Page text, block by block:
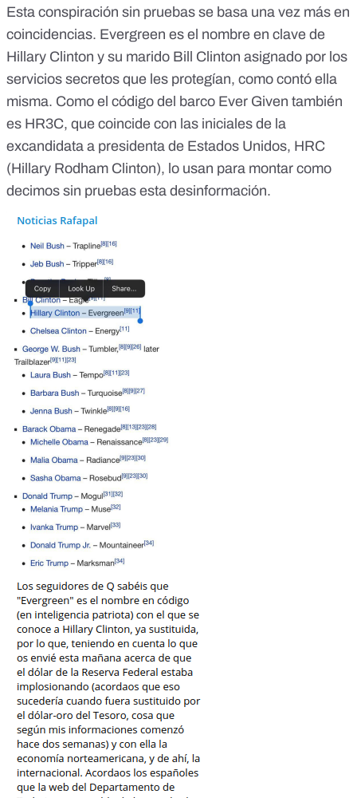
Esta conspiración sin pruebas se basa una vez más en
coincidencias. Evergreen es el nombre en clave de
Hillary Clinton y su marido Bill Clinton asignado por los
servicios secretos que les protegían, como contó ella
misma. Como el código del barco Ever Given también
es HR3C, que coincide con las iniciales de la
excandidata a presidenta de Estados Unidos, HRC
(Hillary Rodham Clinton), lo usan para montar como
decimos sin pruebas esta desinformación.